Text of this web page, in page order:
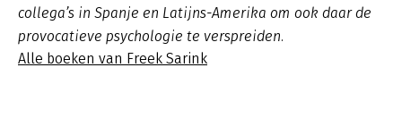
collega’s in Spanje en Latijns-Amerika om ook daar de
provocatieve psychologie te verspreiden.
Alle boeken van Freek Sarink